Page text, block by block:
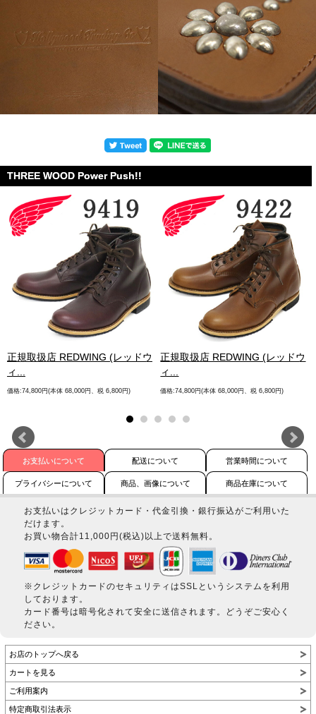
THREE WOOD Power Push!!
正規取扱店 REDWING (レッドウ
ィ...
価格:74,800円(本体 68,000円、税 6,800円)
正規取扱店 REDWING (レッドウ
ィ...
価格:74,800円(本体 68,000円、税 6,800円)
お支払いについて 配送について 営業時間について
プライバシーについて 商品、画像について 商品在庫について
お支払いはクレジットカード・代金引換・銀行振込がご利用いた
だけます。
お買い物合計11,000円(税込)以上で送料無料。
※クレジットカードのセキュリティはSSLというシステムを利用
しております。
カード番号は暗号化されて安全に送信されます。どうぞご安心く
ださい。
お店のトップへ戻る
カートを見る
ご利用案内
特定商取引法表示